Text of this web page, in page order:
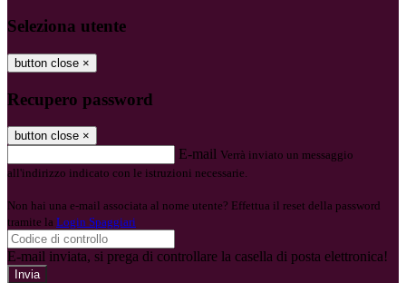
Seleziona utente
button close ×
Recupero password
button close ×
E-mail Verrà inviato un messaggio
all'indirizzo indicato con le istruzioni necessarie.
Non hai una e-mail associata al nome utente? Effettua il reset della password
tramite la Login Spaggiari
E-mail inviata, si prega di controllare la casella di posta elettronica!